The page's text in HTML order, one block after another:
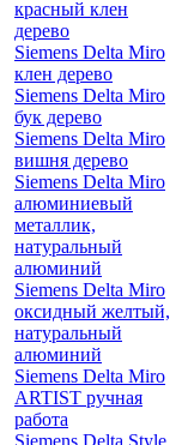
красный клен
дерево
Siemens Delta Miro
клен дерево
Siemens Delta Miro
бук дерево
Siemens Delta Miro
вишня дерево
Siemens Delta Miro
алюминиевый
металлик,
натуральный
алюминий
Siemens Delta Miro
оксидный желтый,
натуральный
алюминий
Siemens Delta Miro
ARTIST ручная
работа
Siemens Delta Style